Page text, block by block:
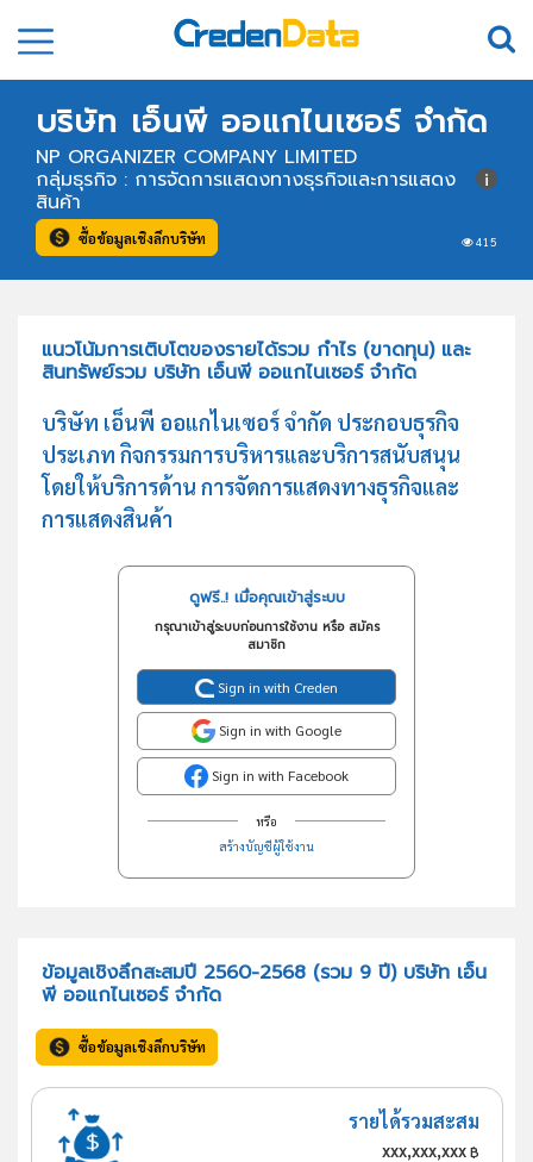
บริษัท เอ็นพี ออแกไนเซอร์ จำกัด
NP ORGANIZER COMPANY LIMITED
415
กลุ่มธุรกิจ : การจัดการแสดงทางธุรกิจและการแสดง
สินค้า
ซื้อข้อมูลเชิงลึกบริษัท
แนวโน้มการเติบโตของรายได้รวม กำไร (ขาดทุน) และ
สินทรัพย์รวม บริษัท เอ็นพี ออแกไนเซอร์ จำกัด
บริษัท เอ็นพี ออแกไนเซอร์ จำกัด ประกอบธุรกิจ
ประเภท กิจกรรมการบริหารและบริการสนับสนุน
โดยให้บริการด้าน การจัดการแสดงทางธุรกิจและ
การแสดงสินค้า
ดูฟรี..! เมื่อคุณเข้าสู่ระบบ
กรุณาเข้าสู่ระบบก่อนการใช้งาน หรือ สมัคร
สมาชิก
Sign in with Creden
Sign in with Google
Sign in with Facebook
หรือ
สร้างบัญชีผู้ใช้งาน
ข้อมูลเชิงลึกสะสมปี 2560-2568 (รวม 9 ปี) บริษัท เอ็น
พี ออแกไนเซอร์ จำกัด
ซื้อข้อมูลเชิงลึกบริษัท
รายได้รวมสะสม
xxx,xxx,xxx฿